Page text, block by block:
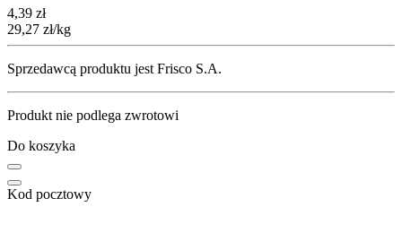
Cena
4,39 zł
29,27 zł/kg
Sprzedawcą produktu jest Frisco S.A.
Produkt nie podlega zwrotowi
Do koszyka
Kod pocztowy